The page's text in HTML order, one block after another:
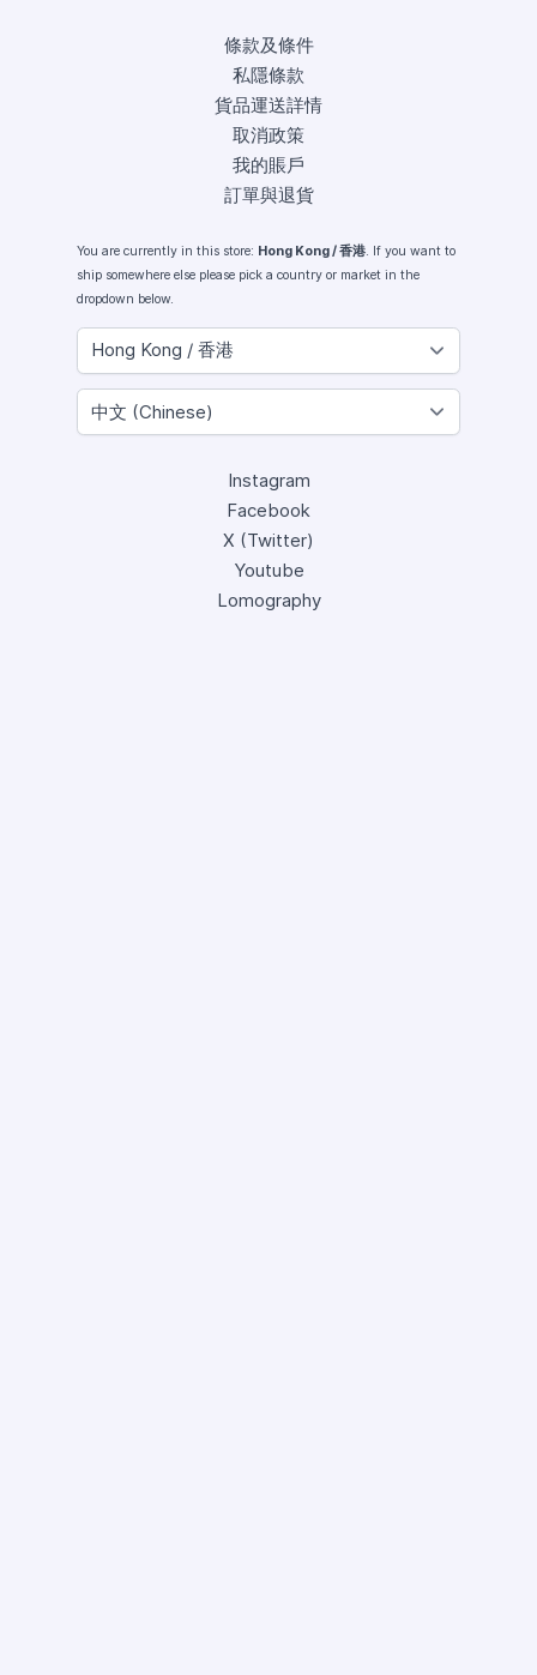
條款及條件
私隱條款
貨品運送詳情
取消政策
我的賬戶
訂單與退貨
You are currently in this store: Hong Kong / 香港. If you want to
ship somewhere else please pick a country or market in the
dropdown below.
Instagram
Facebook
X (Twitter)
Youtube
Lomography